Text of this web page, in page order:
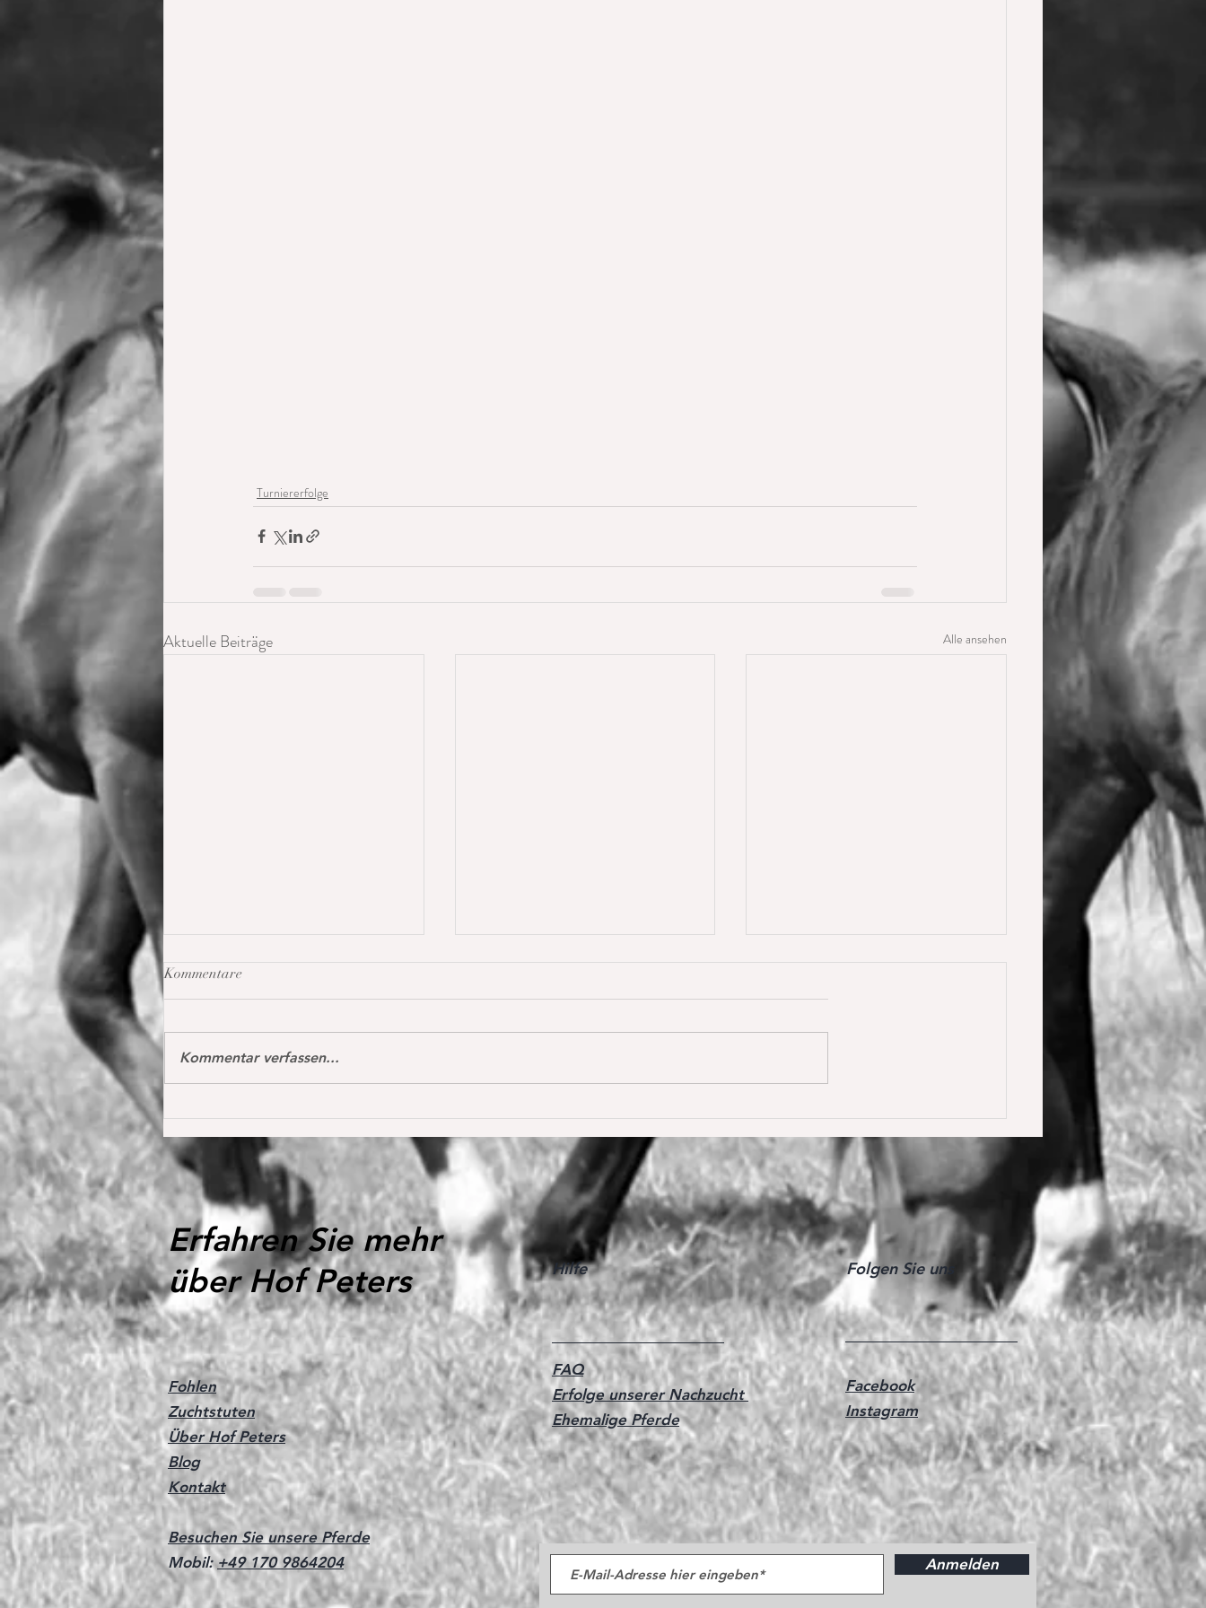
Turniererfolge
Aktuelle Beiträge Alle ansehen
1,40 m in der Youngster Tour
platziert 🔝
De Wolden gegen 66 Starter 🥇
🥳
Kommentare
Kommentar verfassen...
Erfahren Sie mehr
über Hof Peters
Fohlen
Zuchtstuten
Über Hof Peters
Blog
Kontakt
Besuchen Sie unsere Pferde
Mobil:+49 170 9864204
Hilfe
FAQ
Erfolge unserer Nachzucht
Ehemalige Pferde
Folgen Sie uns
Facebook
Instagram
Anmelden